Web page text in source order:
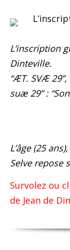
L’inscription
Dinteville.
“ÆT. SVÆ
suæ 29” :
L’âge (25
Selve repose
Survolez ou
de Jean de